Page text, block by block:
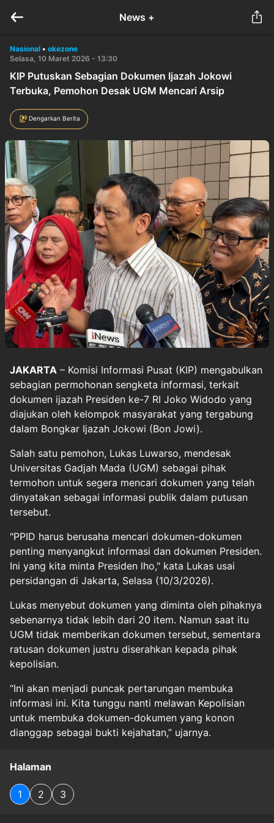
News +
Nasional • okezone
Selasa, 10 Maret 2026 - 13:30
KIP Putuskan Sebagian Dokumen Ijazah Jokowi
Terbuka, Pemohon Desak UGM Mencari Arsip
Dengarkan Berita
JAKARTA – Komisi Informasi Pusat (KIP) mengabulkan
sebagian permohonan sengketa informasi, terkait
dokumen ijazah Presiden ke-7 RI Joko Widodo yang
diajukan oleh kelompok masyarakat yang tergabung
dalam Bongkar Ijazah Jokowi (Bon Jowi).
Salah satu pemohon, Lukas Luwarso, mendesak
Universitas Gadjah Mada (UGM) sebagai pihak
termohon untuk segera mencari dokumen yang telah
dinyatakan sebagai informasi publik dalam putusan
tersebut.
"PPID harus berusaha mencari dokumen-dokumen
penting menyangkut informasi dan dokumen Presiden.
Ini yang kita minta Presiden lho," kata Lukas usai
persidangan di Jakarta, Selasa (10/3/2026).
Lukas menyebut dokumen yang diminta oleh pihaknya
sebenarnya tidak lebih dari 20 item. Namun saat itu
UGM tidak memberikan dokumen tersebut, sementara
ratusan dokumen justru diserahkan kepada pihak
kepolisian.
“Ini akan menjadi puncak pertarungan membuka
informasi ini. Kita tunggu nanti melawan Kepolisian
untuk membuka dokumen-dokumen yang konon
dianggap sebagai bukti kejahatan,” ujarnya.
Halaman
1 2 3